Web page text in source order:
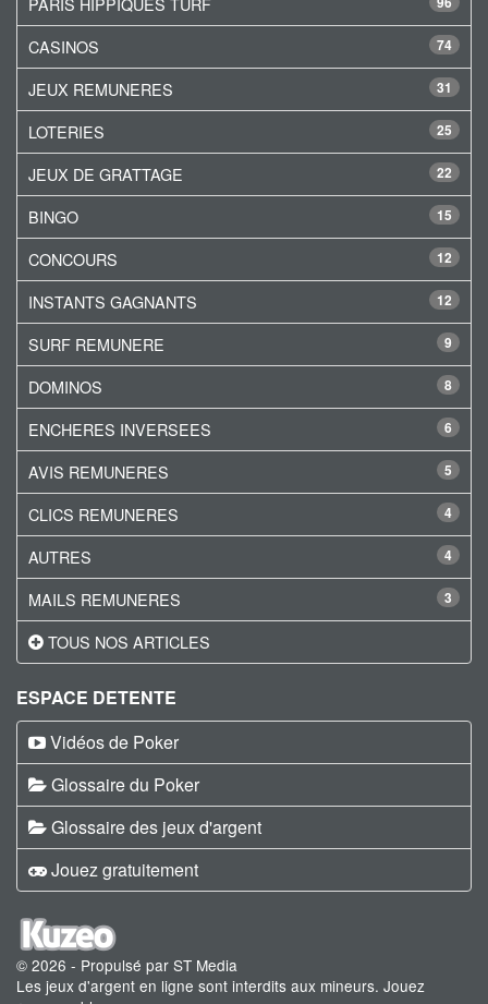
74
CASINOS
31
JEUX REMUNERES
25
LOTERIES
22
JEUX DE GRATTAGE
15
BINGO
12
CONCOURS
12
INSTANTS GAGNANTS
9
SURF REMUNERE
8
DOMINOS
6
ENCHERES INVERSEES
5
AVIS REMUNERES
4
CLICS REMUNERES
4
AUTRES
3
MAILS REMUNERES
TOUS NOS ARTICLES
ESPACE DETENTE
Vidéos de Poker
Glossaire du Poker
Glossaire des jeux d'argent
Jouez gratuitement
© 2026 - Propulsé par ST Media
Les jeux d'argent en ligne sont interdits aux mineurs. Jouez